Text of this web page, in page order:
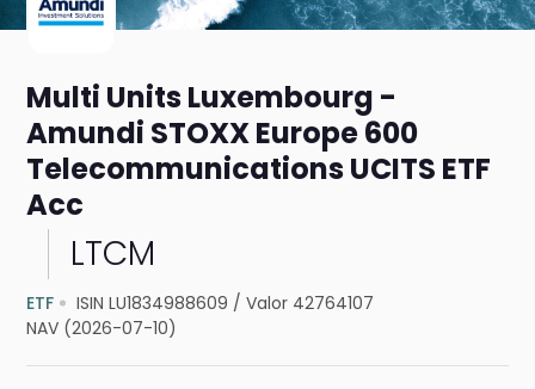
Multi Units Luxembourg -
Amundi STOXX Europe 600
Telecommunications UCITS ETF
Acc
LTCM
ETF ISIN LU1834988609 /Valor 42764107
NAV (2026-07-10)